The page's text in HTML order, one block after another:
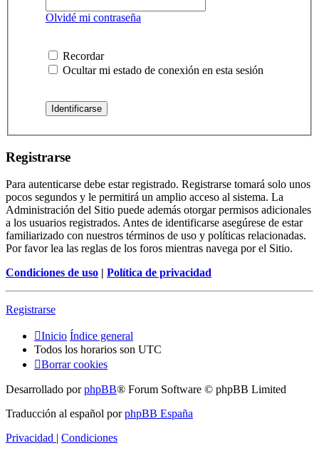
Olvidé mi contraseña
Recordar
Ocultar mi estado de conexión en esta sesión
Registrarse
Para autenticarse debe estar registrado. Registrarse tomará solo unos
pocos segundos y le permitirá un amplio acceso al sistema. La
Administración del Sitio puede además otorgar permisos adicionales
a los usuarios registrados. Antes de identificarse asegúrese de estar
familiarizado con nuestros términos de uso y políticas relacionadas.
Por favor lea las reglas de los foros mientras navega por el Sitio.
Condiciones de uso | Política de privacidad
Registrarse
Inicio Índice general
Todos los horarios son UTC
Borrar cookies
Desarrollado porphpBB® Forum Software © phpBB Limited
Traducción al español porphpBB España
Privacidad | Condiciones